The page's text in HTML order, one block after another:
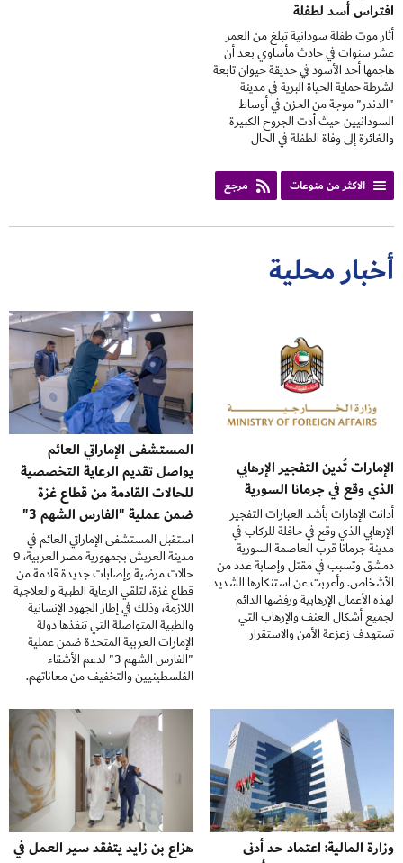
افتراس أسد لطفلة
أثار موت طفلة سودانية تبلغ من العمر
عشر سنوات في حادث مأساوي بعد أن
هاجمها أحد الأسود في حديقة حيوان تابعة
لشرطة حماية الحياة البرية في مدينة
"الدندر" موجة من الحزن في أوساط
السودانيين حيث أدت الجروح الكبيرة
والغائرة إلى وفاة الطفلة في الحال
الاكثر من منوعات مرجع
أخبار محلية
الإمارات تُدين التفجير الإرهابي
الذي وقع في جرمانا السورية
أدانت الإمارات بأشد العبارات التفجير
الإرهابي الذي وقع في حافلة للركاب في
مدينة جرمانا قرب العاصمة السورية
دمشق وتسبب في مقتل وإصابة عدد من
الأشخاص. وأعربت عن استنكارها الشديد
لهذه الأعمال الإرهابية ورفضها الدائم
لجميع أشكال العنف والإرهاب التي
تستهدف زعزعة الأمن والاستقرار
المستشفى الإماراتي العائم
يواصل تقديم الرعاية التخصصية
للحالات القادمة من قطاع غزة
ضمن عملية "الفارس الشهم 3"
استقبل المستشفى الإماراتي العائم في
مدينة العريش بجمهورية مصر العربية، 9
حالات مرضية وإصابات جديدة قادمة من
قطاع غزة، لتلقي الرعاية الطبية والعلاجية
اللازمة، وذلك في إطار الجهود الإنسانية
والطبية المتواصلة التي تنفذها دولة
الإمارات العربية المتحدة ضمن عملية
"الفارس الشهم 3" لدعم الأشقاء
الفلسطينيين والتخفيف من معاناتهم.
وزارة المالية: اعتماد حد أدنى
هزاع بن زايد يتفقد سير العمل في